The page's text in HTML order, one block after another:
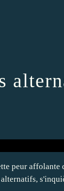
peur affolante